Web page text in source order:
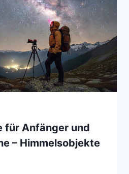
für Anfänger und
– Himmelsobjekte